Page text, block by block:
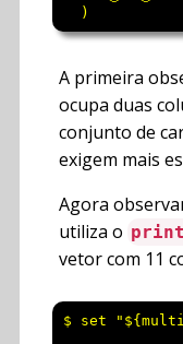
A primeira
ocupa duas
conjunto de
exigem mais
Agora
utiliza o
vetor com 11
$ set